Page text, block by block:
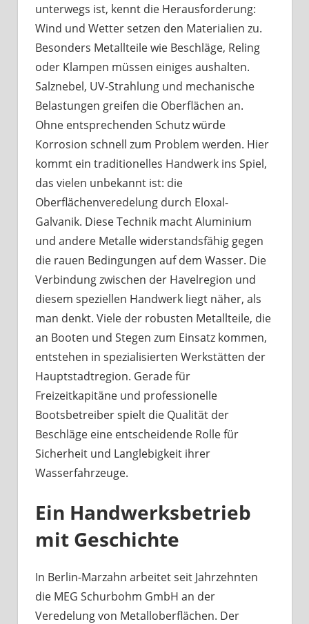
tun?
unterwegs ist, kennt die Herausforderung:
Wind und Wetter setzen den Materialien zu.
Besonders Metallteile wie Beschläge, Reling
oder Klampen müssen einiges aushalten.
Salznebel, UV-Strahlung und mechanische
Belastungen greifen die Oberflächen an.
Ohne entsprechenden Schutz würde
Korrosion schnell zum Problem werden. Hier
kommt ein traditionelles Handwerk ins Spiel,
das vielen unbekannt ist: die
Oberflächenveredelung durch Eloxal-
Galvanik. Diese Technik macht Aluminium
und andere Metalle widerstandsfähig gegen
die rauen Bedingungen auf dem Wasser. Die
Verbindung zwischen der Havelregion und
diesem speziellen Handwerk liegt näher, als
man denkt. Viele der robusten Metallteile, die
an Booten und Stegen zum Einsatz kommen,
entstehen in spezialisierten Werkstätten der
Hauptstadtregion. Gerade für
Freizeitkapitäne und professionelle
Bootsbetreiber spielt die Qualität der
Beschläge eine entscheidende Rolle für
Sicherheit und Langlebigkeit ihrer
Wasserfahrzeuge.
Ein Handwerksbetrieb
mit Geschichte
In Berlin-Marzahn arbeitet seit Jahrzehnten
die MEG Schurbohm GmbH an der
Veredelung von Metalloberflächen. Der